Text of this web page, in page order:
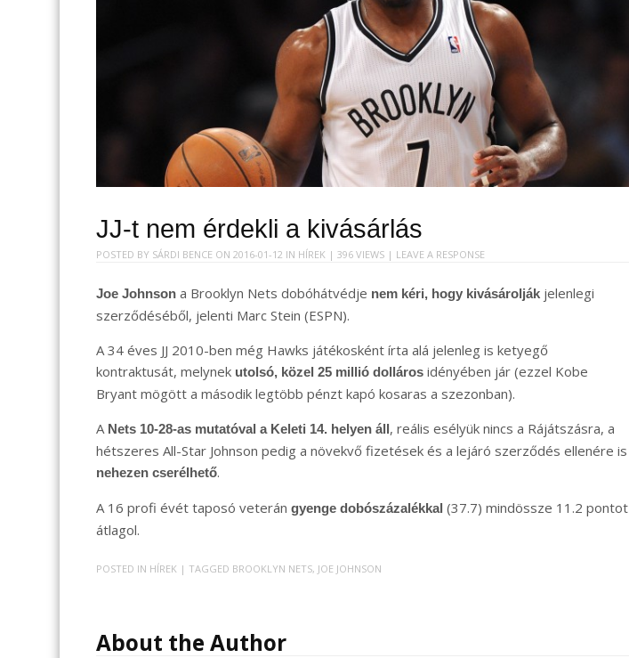
JJ-t nem érdekli a kivásárlás
POSTED BY SÁRDI BENCE ON 2016-01-12 IN HÍREK | 396 VIEWS | LEAVE A RESPONSE
Joe Johnson a Brooklyn Nets dobóhátvédje nem kéri, hogy kivásárolják jelenlegi
szerződéséből, jelenti Marc Stein (ESPN).
A 34 éves JJ 2010-ben még Hawks játékosként írta alá jelenleg is ketyegő
kontraktusát, melynek utolsó, közel 25 millió dolláros idényében jár (ezzel Kobe
Bryant mögött a második legtöbb pénzt kapó kosaras a szezonban).
A Nets 10-28-as mutatóval a Keleti 14. helyen áll, reális esélyük nincs a Rájátszásra, a
hétszeres All-Star Johnson pedig a növekvő fizetések és a lejáró szerződés ellenére is
nehezen cserélhető.
A 16 profi évét taposó veterángyenge dobószázalékkal (37.7) mindössze 11.2 pontot
átlagol.
POSTED IN HÍREK | TAGGED BROOKLYN NETS, JOE JOHNSON
About the Author